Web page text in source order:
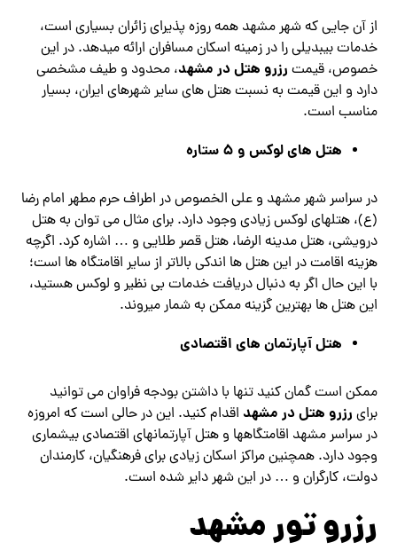
از آن جایی که شهر مشهد همه روزه پذیرای زائران بسیاری است،
خدمات بی‎بدیلی را در زمینه اسکان مسافران ارائه می‎دهد. در این
خصوص، قیمت رزرو هتل در مشهد، محدود و طیف مشخصی
دارد و این قیمت به نسبت هتل های سایر شهرهای ایران، بسیار
مناسب است.
هتل های لوکس و ۵ ستاره
در سراسر شهر مشهد و علی الخصوص در اطراف حرم مطهر امام رضا
(ع)، هتل‎های لوکس زیادی وجود دارد. برای مثال می توان به هتل
درویشی، هتل مدینه الرضا، هتل قصر طلایی و … اشاره کرد. اگرچه
هزینه اقامت در این هتل ها اندکی بالاتر از سایر اقامتگاه ها است؛
با این حال اگر به دنبال دریافت خدمات بی نظیر و لوکس هستید،
این هتل ها بهترین گزینه ممکن به شمار می‎روند.
هتل آپارتمان های اقتصادی
ممکن است گمان کنید تنها با داشتن بودجه فراوان می توانید
برای رزرو هتل در مشهد اقدام کنید. این در حالی است که امروزه
در سراسر مشهد اقامتگاه‎ها و هتل آپارتمان‎های اقتصادی بی‎شماری
وجود دارد. همچنین مراکز اسکان زیادی برای فرهنگیان، کارمندان
دولت، کارگران و … در این شهر دایر شده است.
رزرو تور مشهد